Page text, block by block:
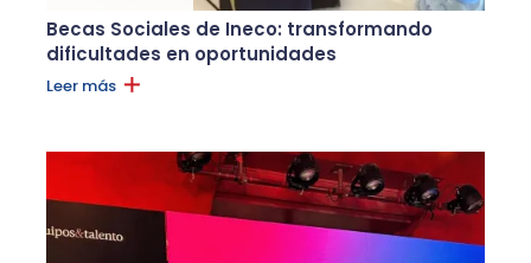
Becas Sociales de Ineco: transformando
dificultades en oportunidades
Leer más